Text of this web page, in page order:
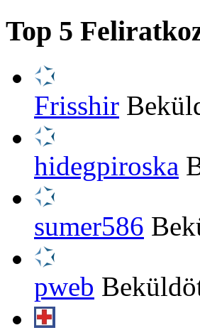
Top 5
Frisshir
hidegpiroska
sumer586
pweb